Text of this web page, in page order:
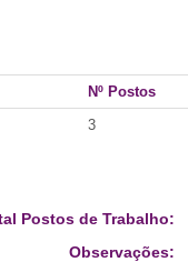
Nº Postos
3
Postos de Trabalho:
Observações: